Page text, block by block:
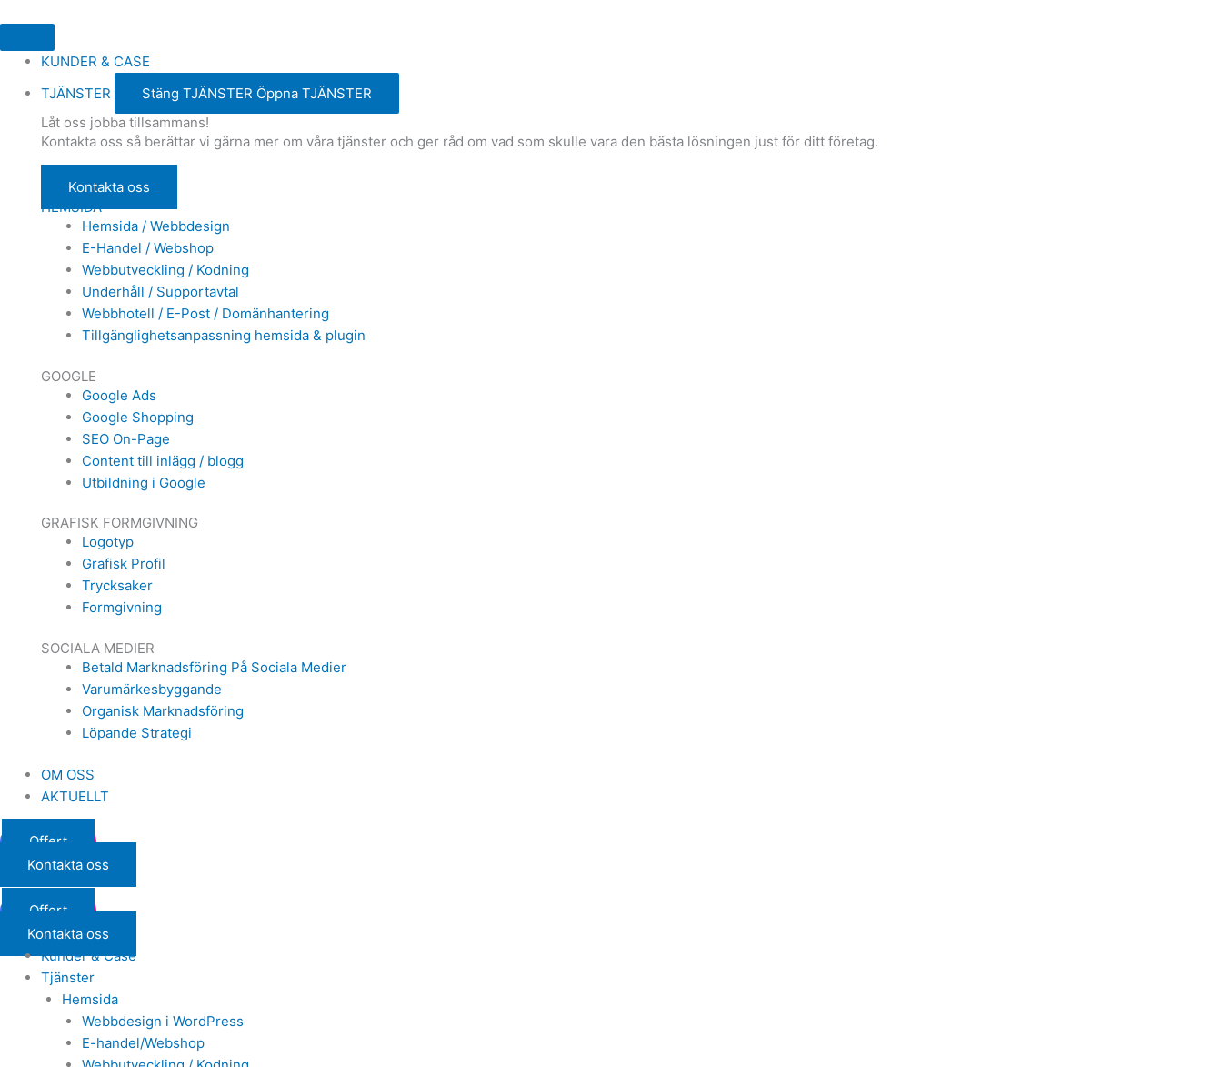
KUNDER & CASE
TJÄNSTER
Stäng TJÄNSTER Öppna TJÄNSTER
Låt oss jobba tillsammans!
Kontakta oss så berättar vi gärna mer om våra tjänster och ger råd om vad som skulle vara den bästa lösningen just för ditt företag.
Kontakta oss
HEMSIDA
Hemsida / Webbdesign
E-Handel / Webshop
Webbutveckling / Kodning
Underhåll / Supportavtal
Webbhotell / E-Post / Domänhantering
Tillgänglighetsanpassning hemsida & plugin
GOOGLE
Google Ads
Google Shopping
SEO On-Page
Content till inlägg / blogg
Utbildning i Google
GRAFISK FORMGIVNING
Logotyp
Grafisk Profil
Trycksaker
Formgivning
SOCIALA MEDIER
Betald Marknadsföring På Sociala Medier
Varumärkesbyggande
Organisk Marknadsföring
Löpande Strategi
OM OSS
AKTUELLT
Offert
Kontakta oss
Offert
Kontakta oss
Kunder & Case
Tjänster
Hemsida
Webbdesign i WordPress
E-handel/Webshop